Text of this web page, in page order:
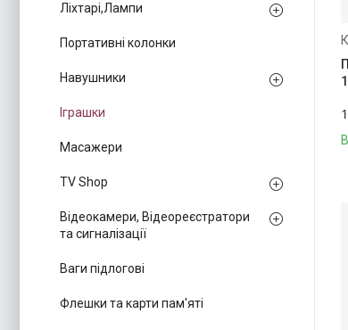
Ліхтарі,Лампи
Портативні колонки
Навушники
Іграшки
Масажери
TV Shop
Відеокамери, Відеореєстратори
та сигналізації
Ваги підлогові
Флешки та карти пам'яті